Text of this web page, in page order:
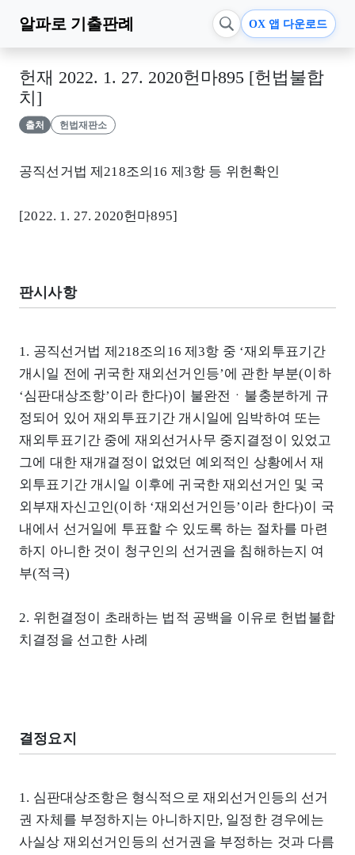
알파로 기출판례 OX 앱 다운로드
헌재 2022. 1. 27. 2020헌마895 [헌법불합
치]
출처 헌법재판소
공직선거법 제218조의16 제3항 등 위헌확인
[2022. 1. 27. 2020헌마895]
판시사항
1. 공직선거법 제218조의16 제3항 중 ‘재외투표기간
개시일 전에 귀국한 재외선거인등’에 관한 부분(이하
‘심판대상조항’이라 한다)이 불완전ㆍ불충분하게 규
정되어 있어 재외투표기간 개시일에 임박하여 또는
재외투표기간 중에 재외선거사무 중지결정이 있었고
그에 대한 재개결정이 없었던 예외적인 상황에서 재
외투표기간 개시일 이후에 귀국한 재외선거인 및 국
외부재자신고인(이하 ‘재외선거인등’이라 한다)이 국
내에서 선거일에 투표할 수 있도록 하는 절차를 마련
하지 아니한 것이 청구인의 선거권을 침해하는지 여
부(적극)
2. 위헌결정이 초래하는 법적 공백을 이유로 헌법불합
치결정을 선고한 사례
결정요지
1. 심판대상조항은 형식적으로 재외선거인등의 선거
권 자체를 부정하지는 아니하지만, 일정한 경우에는
사실상 재외선거인등의 선거권을 부정하는 것과 다름